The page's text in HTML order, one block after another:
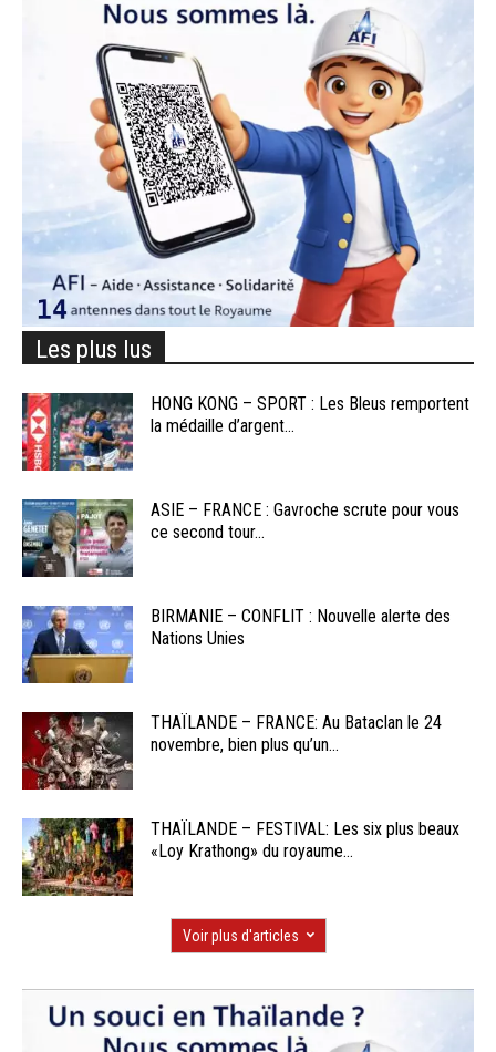
Les plus lus
HONG KONG – SPORT : Les Bleus remportent
la médaille d’argent...
ASIE – FRANCE : Gavroche scrute pour vous
ce second tour...
BIRMANIE – CONFLIT : Nouvelle alerte des
Nations Unies
THAÏLANDE – FRANCE: Au Bataclan le 24
novembre, bien plus qu’un...
THAÏLANDE – FESTIVAL: Les six plus beaux
«Loy Krathong» du royaume...
Voir plus d'articles